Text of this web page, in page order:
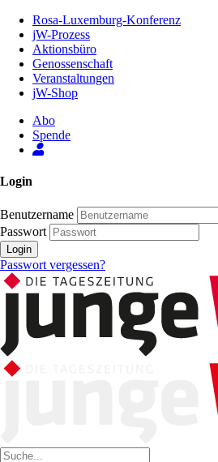
Inhalt
Seite
Rosa-Luxemburg-Konferenz
jW-Prozess
Aktionsbüro
Genossenschaft
Veranstaltungen
jW-Shop
Abo
Spende
Login
Benutzername
Passwort
Login
Passwort vergessen?